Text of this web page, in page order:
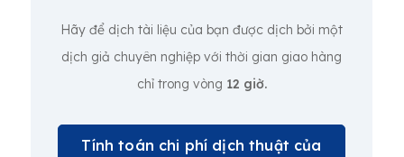
Hãy để dịch tài liệu của bạn được dịch bởi một
dịch giả chuyên nghiệp với thời gian giao hàng
chỉ trong vòng 12 giờ.
Tính toán chi phí dịch thuật của